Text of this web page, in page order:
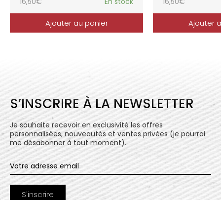
Ajouter au panier Ajouter
S’INSCRIRE À LA NEWSLETTER
Je souhaite recevoir en exclusivité les offres
personnalisées, nouveautés et ventes privées (je pourrai
me désabonner à tout moment).